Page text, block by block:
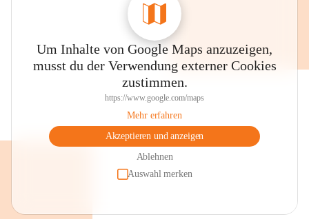
Um Inhalte von Google Maps anzuzeigen,
musst du der Verwendung externer Cookies
zustimmen.
https://www.google.com/maps
Mehr erfahren
Akzeptieren und anzeigen
Ablehnen
Auswahl merken